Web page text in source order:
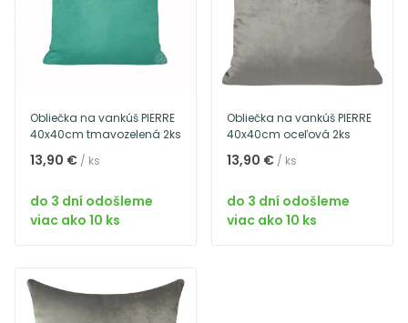
Obliečka na vankúš PIERRE
40x40cm tmavozelená 2ks
13,90 € / ks
do 3 dní odošleme
viac ako 10 ks
Obliečka na vankúš PIERRE
40x40cm oceľová 2ks
13,90 € / ks
do 3 dní odošleme
viac ako 10 ks